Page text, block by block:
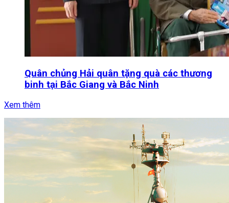
Quân chủng Hải quân tặng quà các thương
binh tại Bắc Giang và Bắc Ninh
Xem thêm